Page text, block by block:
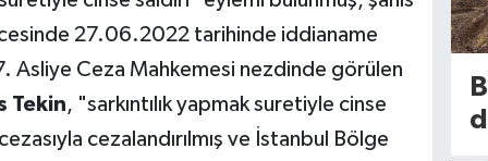
27.06.2022 tarihinde iddianame
Asliye Ceza Mahkemesi nezdinde görülen
Tekin, "sarkıntılık yapmak suretiyle cinse
cezalandırılmış ve İstanbul Bölge